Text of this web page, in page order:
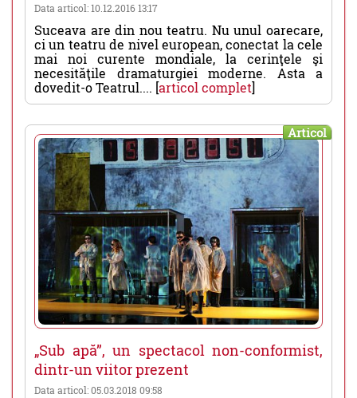
Data articol: 10.12.2016 13:17
Suceava are din nou teatru. Nu unul oarecare,
ci un teatru de nivel european, conectat la cele
mai noi curente mondiale, la cerinţele şi
necesităţile dramaturgiei moderne. Asta a
dovedit-o Teatrul.... [articol complet]
Articol
„Sub apă”, un spectacol non-conformist,
dintr-un viitor prezent
Data articol: 05.03.2018 09:58